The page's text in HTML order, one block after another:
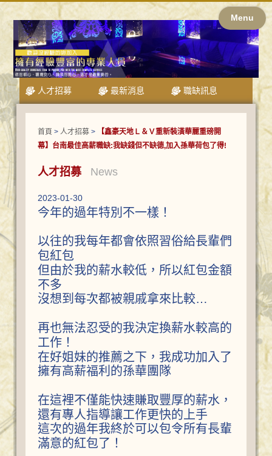
Menu
人才招募 最新消息 職缺訊息
首頁 > 人才招募 >
【鑫豪天地Ｌ＆Ｖ重新裝潢華麗重磅開
幕】台南最佳高薪職缺:我缺錢但不缺德,加入孫華荷包了得!
人才招募 News
2023-01-30
今年的過年特別不一樣！
以往的我每年都會依照習俗給長輩們
包紅包
但由於我的薪水較低，所以紅包金額
不多
沒想到每次都被親戚拿來比較…
再也無法忍受的我決定換薪水較高的
工作！
在好姐妹的推薦之下，我成功加入了
擁有高薪福利的孫華團隊
在這裡不僅能快速賺取豐厚的薪水，
還有專人指導讓工作更快的上手
這次的過年我終於可以包令所有長輩
滿意的紅包了！